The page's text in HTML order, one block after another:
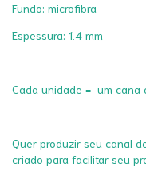
Fundo: microfibra
Espessura: 1.4 mm
Cada unidade = um cana
Quer produzir seu canal
criado para facilitar seu